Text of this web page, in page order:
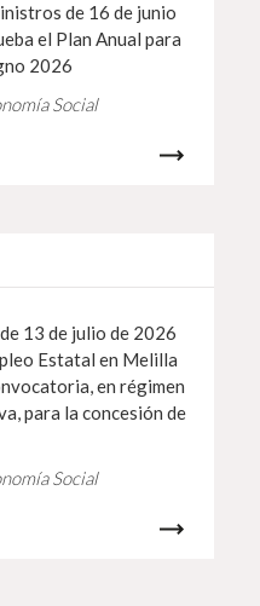
de 16 de junio
el Plan Anual para
2026
Social
13 de julio de 2026
Estatal en Melilla
en régimen
para la concesión de
Social